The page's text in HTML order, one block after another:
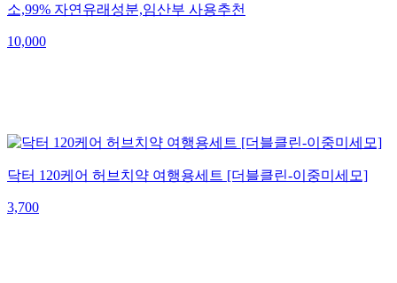
소,99% 자연유래성분,임산부 사용추천
10,000
닥터 120케어 허브치약 여행용세트 [더블클린-이중미세모]
3,700